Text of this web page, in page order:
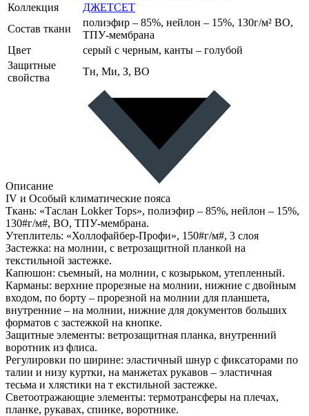
Коллекция
ДЖЕТСЕТ
Состав ткани
полиэфир – 85%, нейлон – 15%, 130г/м² ВО,
ТПУ-мембрана
Цвет
серый с черным, канты – голубой
Защитные
свойства
Тн, Ми, З, ВО
Описание
IV и Особый климатические пояса
Ткань: «Таслан Lokker Tops», полиэфир – 85%, нейлон – 15%,
130#г/м#, ВО, ТПУ-мембрана.
Утеплитель: «Холлофайбер-Профи», 150#г/м#, 3 слоя
Застежка: на молнии, с ветрозащитной планкой на
текстильной застежке.
Капюшон: съемный, на молнии, с козырьком, утепленный.
Карманы: верхние прорезные на молнии, нижние с двойным
входом, по борту – прорезной на молнии для планшета,
внутренние – на молнии, нижние для документов больших
форматов с застежкой на кнопке.
Защитные элементы: ветрозащитная планка, внутренний
воротник из флиса.
Регулировки по ширине: эластичный шнур с фиксаторами по
талии и низу куртки, на манжетах рукавов – эластичная
тесьма и хлястики на т екстильной застежке.
Светоотражающие элементы: термотрансферы на плечах,
планке, рукавах, спинке, воротнике.